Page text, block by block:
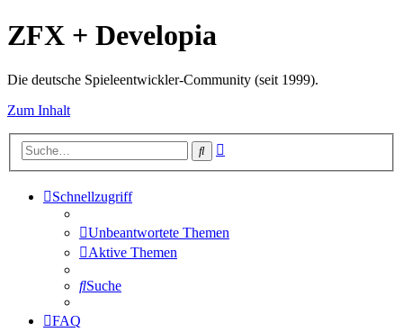
ZFX + Developia
Die deutsche Spieleentwickler-Community (seit 1999).
Zum Inhalt
Suche
Schnellzugriff
Unbeantwortete Themen
Aktive Themen
Suche
FAQ